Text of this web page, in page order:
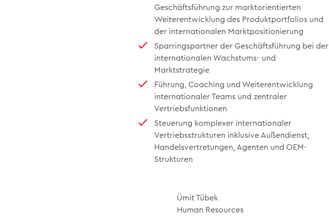
Geschäftsführung zur marktorientierten
Weiterentwicklung des Produktportfolios und
der internationalen Marktpositionierung
Sparringspartner der Geschäftsführung bei der
internationalen Wachstums- und
Marktstrategie
Führung, Coaching und Weiterentwicklung
internationaler Teams und zentraler
Vertriebsfunktionen
Steuerung komplexer internationaler
Vertriebsstrukturen inklusive Außendienst,
Handelsvertretungen, Agenten und OEM-
Strukturen
Ümit Tübek
Human Resources